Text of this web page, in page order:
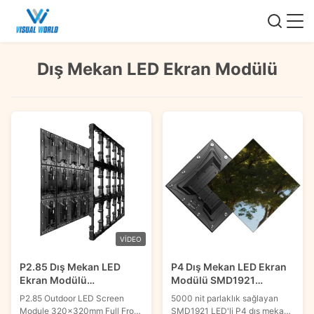
Dış Mekan LED Ekran Modülü
VIDEO
P2.85 Dış Mekan LED
Ekran Modülü
320x320mm Tam Ön
Erişim Güç Kutusu
P2.85 Outdoor LED Screen
Module 320x320mm Full Front
P4 Dış Mekan LED Ekran
Modülü SMD1921
5000nit IP67 Ön Servis
320x320mm
5000 nit parlaklık sağlayan
SMD1921 LED'li P4 dış mekan